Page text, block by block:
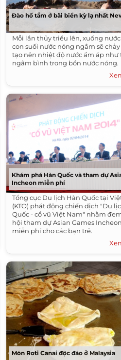
Đào hố tắm ở bãi biển kỳ lạ nhất
Mỗi lần thủy triều lên, xuống
con suối nước nóng ngầm sẽ chảy
tạo nên nhiệt độ nước ấm áp như
ngâm bình trong bồn nước nóng.
Khám phá Hàn Quốc và tham dự
Incheon miễn phí
Tổng cục Du lịch Hàn Quốc tại
(KTO) phát động chiến dịch "Du
Quốc - cổ vũ Việt Nam" nhằm
hội tham dự Asian Games
miễn phí cho các bạn trẻ.
Món Roti Canai độc đáo ở Malaysia